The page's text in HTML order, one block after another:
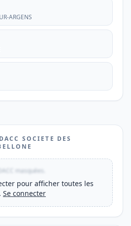
ARGENS
SOCIETE DES
masquées.
pour afficher toutes les
Se connecter